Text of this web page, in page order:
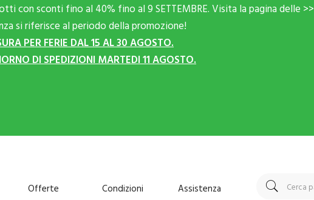
con sconti fino al 40% fino al 9 SETTEMBRE. Visita la pagina delle >>
si riferisce al periodo della promozione!
PER FERIE DAL 15 AL 30 AGOSTO.
DI SPEDIZIONI MARTEDI 11 AGOSTO.
Offerte Condizioni Assistenza